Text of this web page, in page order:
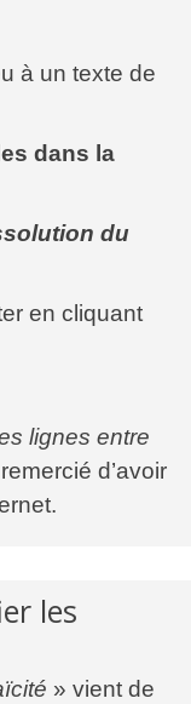
à un texte de
dans la
du
en cliquant
lignes entre
d’avoir
les
» vient de